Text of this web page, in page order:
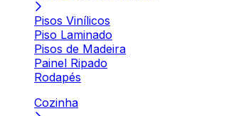
Pisos Vinílicos
Piso Laminado
Pisos de Madeira
Painel Ripado
Rodapés
Cozinha